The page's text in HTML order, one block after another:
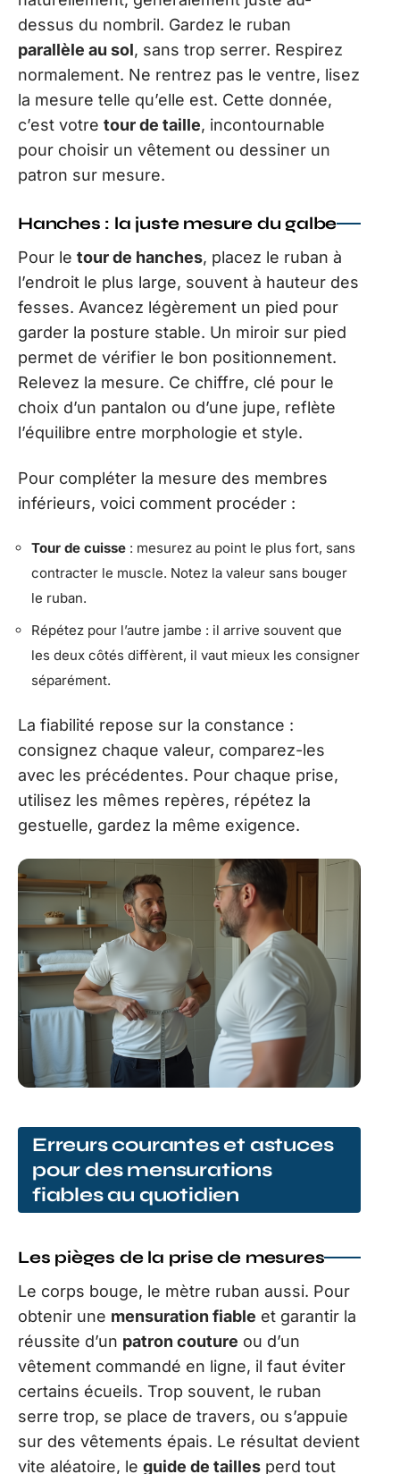
dessus du nombril. Gardez le ruban
parallèle au sol, sans trop serrer. Respirez
normalement. Ne rentrez pas le ventre, lisez
la mesure telle qu’elle est. Cette donnée,
c’est votre tour de taille, incontournable
pour choisir un vêtement ou dessiner un
patron sur mesure.
Hanches : la juste mesure du galbe
Pour le tour de hanches, placez le ruban à
l’endroit le plus large, souvent à hauteur des
fesses. Avancez légèrement un pied pour
garder la posture stable. Un miroir sur pied
permet de vérifier le bon positionnement.
Relevez la mesure. Ce chiffre, clé pour le
choix d’un pantalon ou d’une jupe, reflète
l’équilibre entre morphologie et style.
Pour compléter la mesure des membres
inférieurs, voici comment procéder :
Tour de cuisse : mesurez au point le plus fort, sans
contracter le muscle. Notez la valeur sans bouger
le ruban.
Répétez pour l’autre jambe : il arrive souvent que
les deux côtés diffèrent, il vaut mieux les consigner
séparément.
La fiabilité repose sur la constance :
consignez chaque valeur, comparez-les
avec les précédentes. Pour chaque prise,
utilisez les mêmes repères, répétez la
gestuelle, gardez la même exigence.
Erreurs courantes et astuces
pour des mensurations
fiables au quotidien
Les pièges de la prise de mesures
Le corps bouge, le mètre ruban aussi. Pour
obtenir une mensuration fiable et garantir la
réussite d’un patron couture ou d’un
vêtement commandé en ligne, il faut éviter
certains écueils. Trop souvent, le ruban
serre trop, se place de travers, ou s’appuie
sur des vêtements épais. Le résultat devient
vite aléatoire, le guide de tailles perd tout